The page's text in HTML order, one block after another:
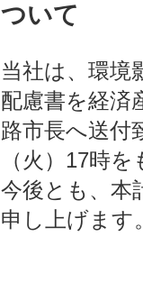
ついて
当社は、環境
配慮書を経済
路市長へ送付
（火）17時
今後とも、本
申し上げます